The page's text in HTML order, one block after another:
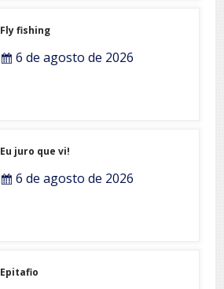
Fly fishing
6 de agosto de 2026
Eu juro que vi!
6 de agosto de 2026
Epitafio